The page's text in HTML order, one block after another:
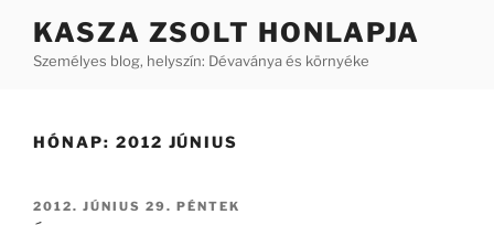
KASZA ZSOLT HONLAPJA
Személyes blog, helyszín: Dévaványa és környéke
HÓNAP: 2012 JÚNIUS
BEKÜLDVE:
2012. JÚNIUS 29. PÉNTEK